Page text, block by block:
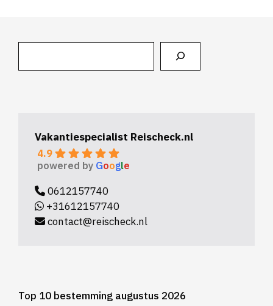
Vakantiespecialist Reischeck.nl
4.9
powered by Google
0612157740
+31612157740
contact@reischeck.nl
Top 10 bestemming augustus 2026